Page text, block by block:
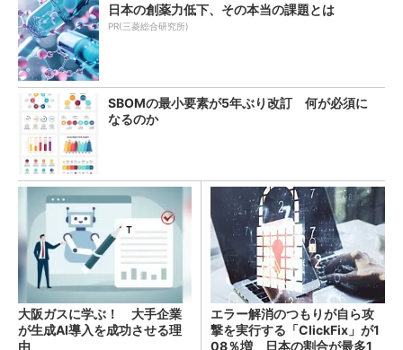
日本の創薬力低下、その本当の課題とは
PR(三菱総合研究所)
SBOMの最小要素が5年ぶり改訂 何が必須に
なるのか
大阪ガスに学ぶ！ 大手企業
が生成AI導入を成功させる理
由
エラー解消のつもりが自ら攻
撃を実行する「ClickFix」が1
08％増 日本の割合が最多1